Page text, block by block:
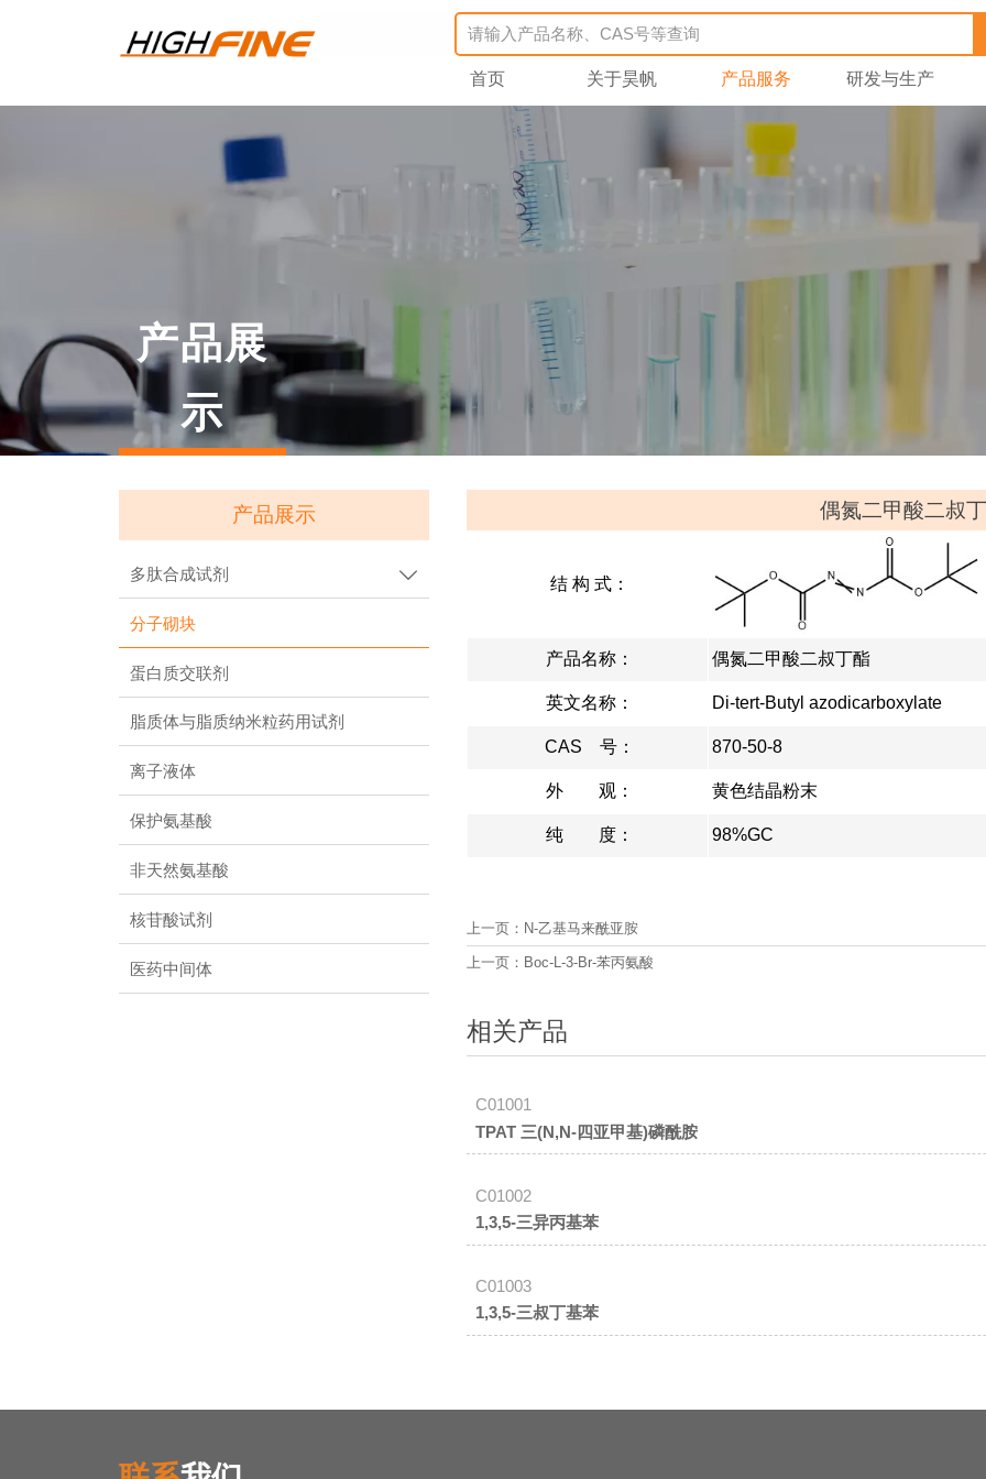
首页 关于昊帆 产品服务 研发与生产
产品展
示
产品展示
多肽合成试剂 
分子砌块
蛋白质交联剂
脂质体与脂质纳米粒药用试剂
离子液体
保护氨基酸
非天然氨基酸
核苷酸试剂
医药中间体
偶氮二甲酸二叔
结 构 式：
产品名称： 偶氮二甲酸二叔丁酯
英文名称： Di-tert-Butyl azodicarboxylate
CAS 号： 870-50-8
外 观： 黄色结晶粉末
纯 度： 98%GC
上一页： N-乙基马来酰亚胺
上一页： Boc-L-3-Br-苯丙氨酸
相关产品
C01001
TPAT 三(N,N-四亚甲基)磷酰胺
C01002
1,3,5-三异丙基苯
C01003
1,3,5-三叔丁基苯